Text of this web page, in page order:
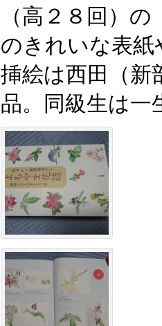
（高２８回）
のきれいな表
挿絵は西田（新
品。同級生は一